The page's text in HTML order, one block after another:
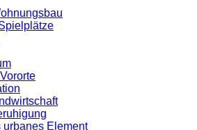
urbanes Element